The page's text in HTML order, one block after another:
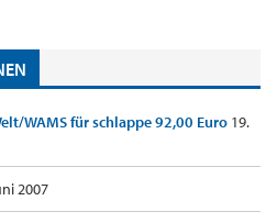
WAMS für schlappe 92,00 Euro 19.
2007